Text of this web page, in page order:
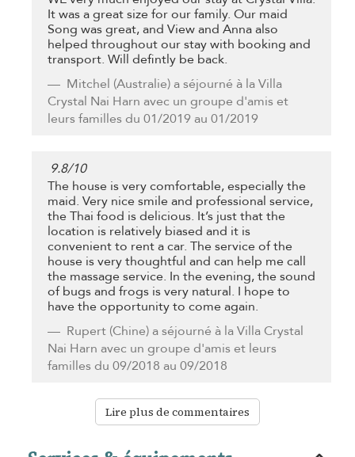
It was a great size for our family. Our maid
Song was great, and View and Anna also
helped throughout our stay with booking and
transport. Will defintly be back.
Mitchel (Australie) a séjourné à la Villa
Crystal Nai Harn avec un groupe d'amis et
leurs familles du 01/2019 au 01/2019
9.8/10
The house is very comfortable, especially the
maid. Very nice smile and professional service,
the Thai food is delicious. It’s just that the
location is relatively biased and it is
convenient to rent a car. The service of the
house is very thoughtful and can help me call
the massage service. In the evening, the sound
of bugs and frogs is very natural. I hope to
have the opportunity to come again.
Rupert (Chine) a séjourné à la Villa Crystal
Nai Harn avec un groupe d'amis et leurs
familles du 09/2018 au 09/2018
Lire plus de commentaires